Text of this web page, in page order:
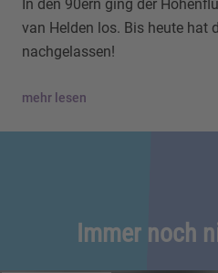
In den 90ern ging der
van Helden los. Bis heute hat
nachgelassen!
mehr lesen
Immer noch